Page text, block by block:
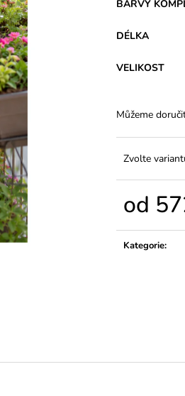
BARVY
DÉLKA
VELIKOST
Můžeme
Zvolte
od
Kategorie: